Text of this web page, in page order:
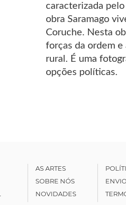
caracterizada
obra Saramago
Coruche. Nesta
forças da ordem
rural. É uma
opções políticas.
AS ARTES
SOBRE NÓS
NOVIDADES